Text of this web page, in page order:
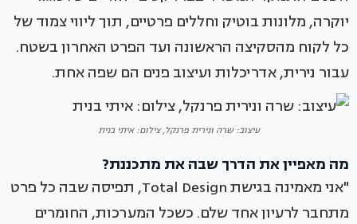
יוקרה, מלונות בוטיק וחללים פרטיים, תוך ליווי צמוד של
כל לקוח מהסקיצה הראשונה ועד הפרט האחרון בשטח.
עבור נירית, אדריכלות ועיצוב פנים הם שפה אחת.
עיצוב: שרה ונירית פרנקל, צילום: איתי בנית
מה מאפיין את הדרך שבה את מתכננת?
"אני מאמינה בגישת Total Design, תפיסה שבה כל פרט
מתחבר לרעיון אחד שלם. כשכל המערכות, החומרים